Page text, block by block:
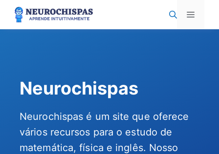
Pular
para
o
Menu
Neurochispas
Neurochispas é um site que oferece
vários recursos para o estudo de
matemática, física e inglês. Nosso